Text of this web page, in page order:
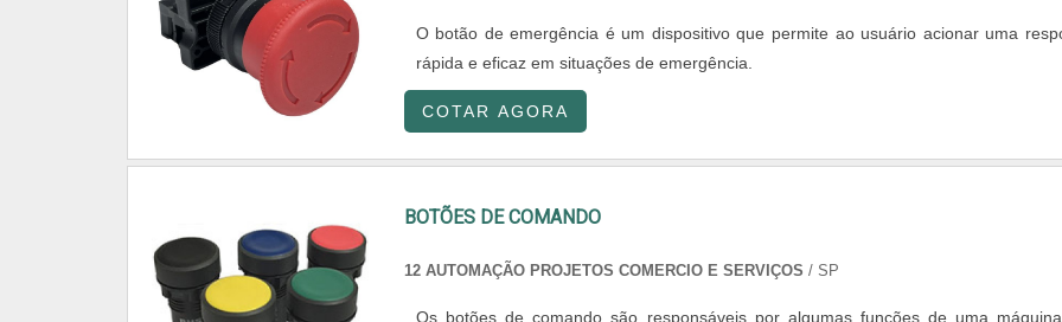
O botão de emergência é um dispositivo que permite ao usuário acionar uma
rápida e eficaz em situações de emergência.
COTAR AGORA
BOTÕES DE COMANDO
12 AUTOMAÇÃO PROJETOS COMERCIO E SERVIÇOS / SP
Os botões de comando são responsáveis por algumas funções de uma